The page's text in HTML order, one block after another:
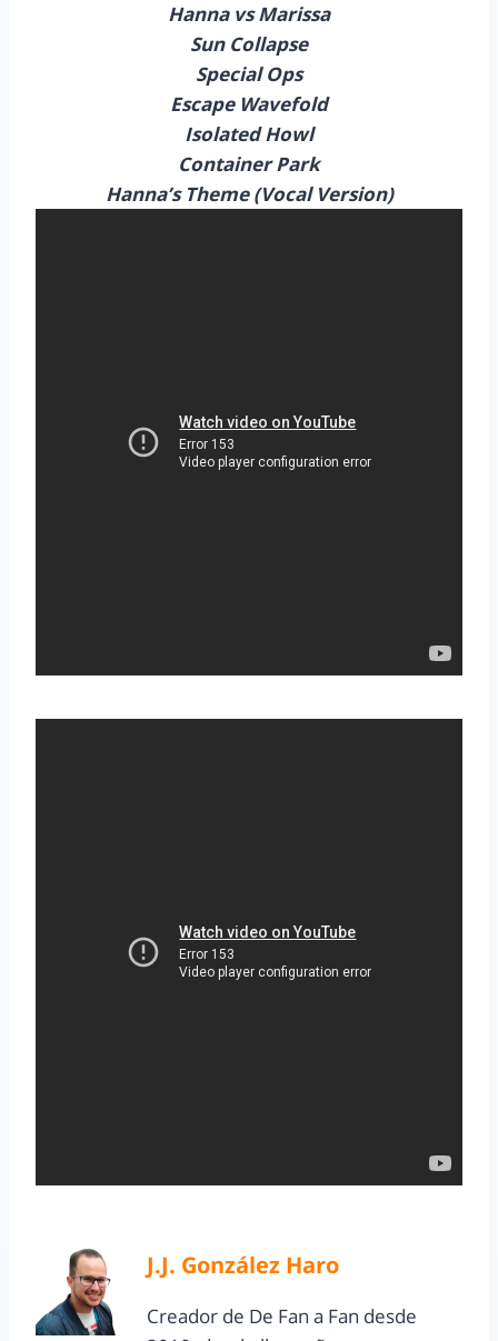
Hanna vs Marissa
Sun Collapse
Special Ops
Escape Wavefold
Isolated Howl
Container Park
Hanna’s Theme (Vocal Version)
J.J. González Haro
Creador de De Fan a Fan desde